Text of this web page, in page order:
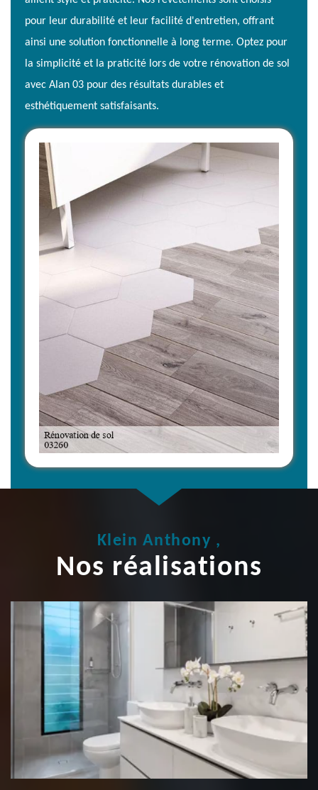
pour leur durabilité et leur facilité d'entretien, offrant
ainsi une solution fonctionnelle à long terme. Optez pour
la simplicité et la praticité lors de votre rénovation de sol
avec Alan 03 pour des résultats durables et
esthétiquement satisfaisants.
Klein Anthony ,
Nos réalisations
Rénovation salle de bain